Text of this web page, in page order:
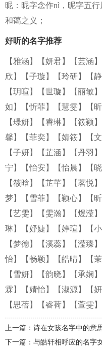
昵：昵字念作nì，昵字五
和蔼之义；
好听的名字推荐
【雅涵】 【妍君】 【芸涵】
欣】
【子璇】 【玲研】 【
【玥暄】
【世璇】 【丽敏】
如】
【忻菲】 【慧雯】 【
【璟妍】
【睿琳】 【筱颖】
馨】
【菲奕】 【婧筱】 【
【子妍】
【芷涵】 【丹羽】
宁】
【怡安】 【怡晨】 【
【筱晗】
【芷芊】 【茗悦】
梦】
【雪菲】 【颖心】 【
【艺雯】
【雯瀚】 【煜滢】
琳】
【妤婕】 【婷瑄】 【
【梦德】
【溪蕊】 【滢臻】
怡】
【畅颖】 【皓晴】 【
【雪妍】
【韵晓】 【承娴】
霖】
【婧怡】 【淑源】 【
【思蓓】
【睿荷】 【萱雯】
上一篇：诗在女孩名字中的意
下一篇：与皓轩相呼应的名字